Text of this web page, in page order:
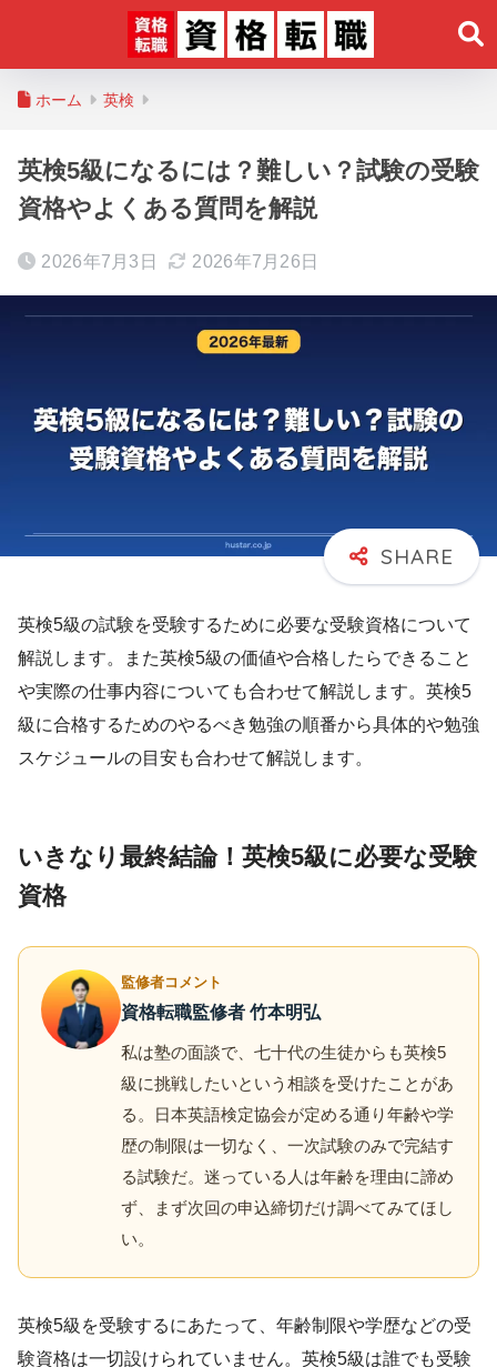
ホーム 英検
英検5級になるには？難しい？試験の受験
資格やよくある質問を解説
2026年7月3日 2026年7月26日
英検5級の試験を受験するために必要な受験資格について
解説します。また英検5級の価値や合格したらできること
や実際の仕事内容についても合わせて解説します。英検5
級に合格するためのやるべき勉強の順番から具体的や勉強
スケジュールの目安も合わせて解説します。
いきなり最終結論！英検5級に必要な受験
資格
監修者コメント
資格転職監修者 竹本明弘
私は塾の面談で、七十代の生徒からも英検5
級に挑戦したいという相談を受けたことがあ
る。日本英語検定協会が定める通り年齢や学
歴の制限は一切なく、一次試験のみで完結す
る試験だ。迷っている人は年齢を理由に諦め
ず、まず次回の申込締切だけ調べてみてほし
い。
英検5級を受験するにあたって、年齢制限や学歴などの受
験資格は一切設けられていません。英検5級は誰でも受験